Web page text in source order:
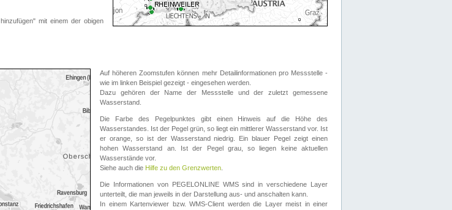
mit einem der obigen
Auf höheren Zoomstufen können mehr Detailinformationen pro Messstelle -
wie im linken Beispiel gezeigt - eingesehen werden.
Dazu gehören der Name der Messstelle und der zuletzt gemessene
Wasserstand.
Die Farbe des Pegelpunktes gibt einen Hinweis auf die Höhe des
Wasserstandes. Ist der Pegel grün, so liegt ein mittlerer Wasserstand vor. Ist
er orange, so ist der Wasserstand niedrig. Ein blauer Pegel zeigt einen
hohen Wasserstand an. Ist der Pegel grau, so liegen keine aktuellen
Wasserstände vor.
Siehe auch die Hilfe zu den Grenzwerten
Die Informationen von PEGELONLINE WMS sind in verschiedene Layer
unterteilt, die man jeweils in der Darstellung aus- und anschalten kann.
In einem Kartenviewer bzw. WMS-Client werden die Layer meist in einer